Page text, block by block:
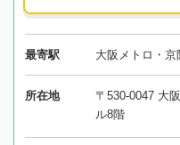
最寄駅 大阪メトロ・
所在地
〒530-0047 大
ル8階